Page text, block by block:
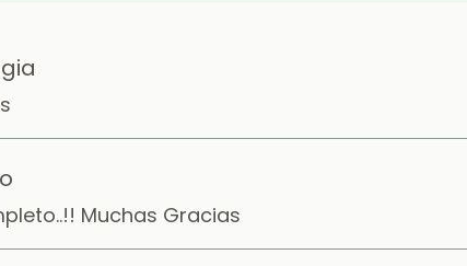
Muchas Gracias